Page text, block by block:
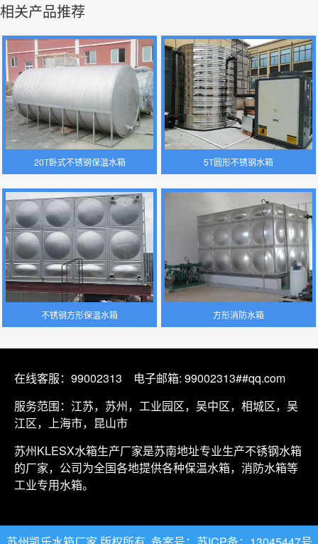
相关产品推荐
20T卧式不锈钢保温水箱 5T圆形不锈钢水箱
不锈钢方形保温水箱 方形消防水箱
在线客服： 99002313 电子邮箱: 99002313##qq.com
服务范围：江苏，苏州，工业园区，吴中区，相城区，吴
江区，上海市，昆山市
苏州KLESX水箱生产厂家是苏南地址专业生产不锈钢水箱
的厂家，公司为全国各地提供各种保温水箱，消防水箱等
工业专用水箱。